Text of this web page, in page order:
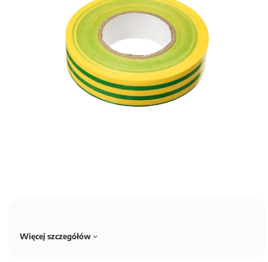
Więcej szczegółów